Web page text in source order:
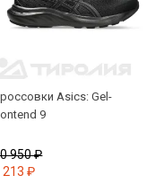
Asics: Gel-
9
950 ₽
213 ₽